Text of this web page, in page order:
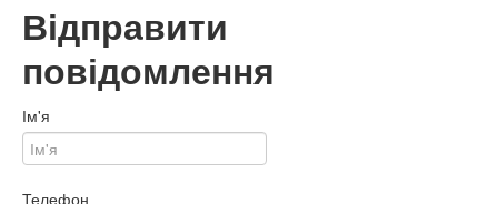
Відправити
повідомлення
Ім'я
Телефон